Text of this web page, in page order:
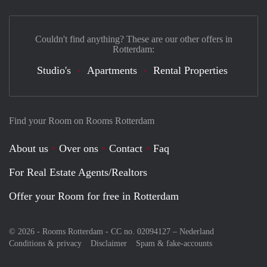
Find your Room on Rooms Rotterdam
About us Over ons Contact
Faq
For Real Estate Agents/Realtors
Offer your Room for free in Rotterdam
© 2026 - Rooms Rotterdam - CC no. 02094127 – Nederland
Conditions & privacy
Disclaimer Spam & fake-accounts
Couldn't find anything? These are our other offers in
Rotterdam:
Studio's Apartments Rental Properties